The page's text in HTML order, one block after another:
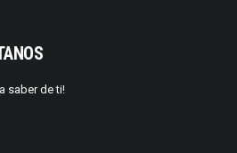
saber de ti!